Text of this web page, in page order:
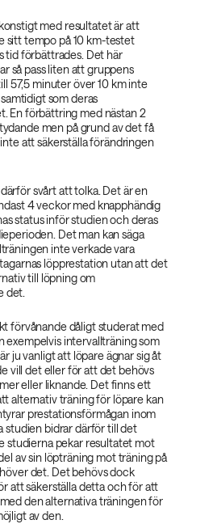
med resultatet är att
sitt tempo på 10 km-testet
tid förbättrades. Det här
så pass liten att gruppens
57,5 minuter över 10 km inte
som deras
En förbättring med nästan 2
men på grund av det få
att säkerställa förändringen
svårt att tolka. Det är en
4 veckor med knapphändig
status inför studien och deras
Det man kan säga
inte verkade vara
löpprestation utan att det
till löpning om
det.
förvånande dåligt studerat med
exempelvis intervallträning som
ju vanligt att löpare ägnar sig åt
vill det eller för att det behövs
eller liknande. Det finns ett
alternativ träning för löpare kan
prestationsförmågan inom
studien bidrar därför till det
studierna pekar resultatet mot
av sin löpträning mot träning på
det. Det behövs dock
att säkerställa detta och för att
den alternativa träningen för
av den.